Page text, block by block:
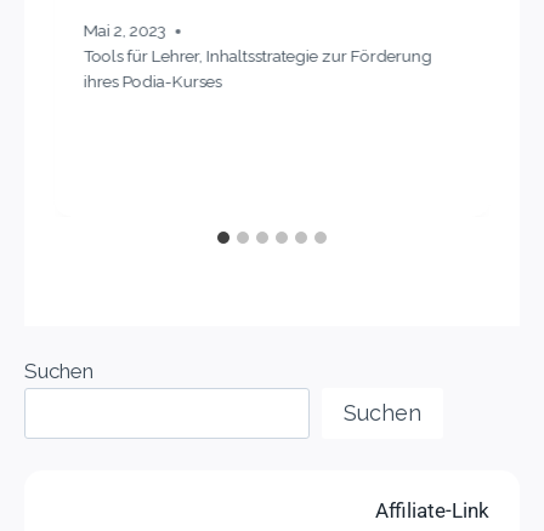
Mai 2, 2023
Tools für Lehrer, Inhaltsstrategie zur Förderung
ihres Podia-Kurses
Suchen
Suchen
Affiliate-Link